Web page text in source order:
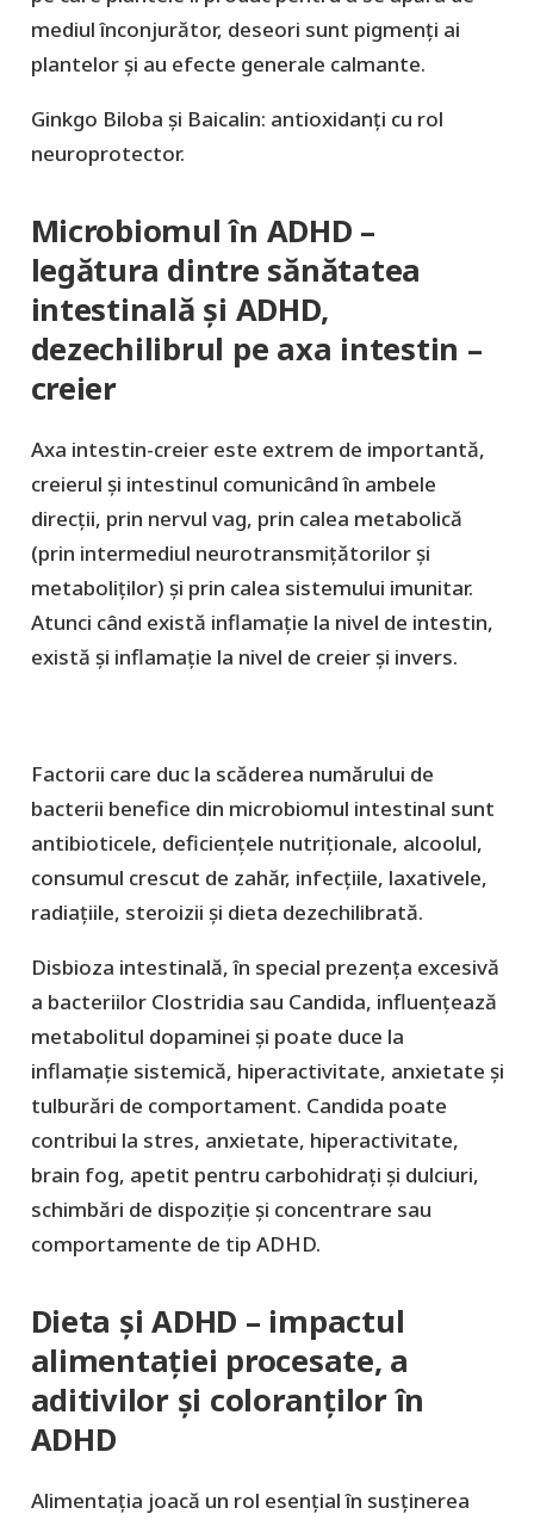
mediul înconjurător, deseori sunt pigmenți ai
plantelor și au efecte generale calmante.
Ginkgo Biloba și Baicalin: antioxidanți cu rol
neuroprotector.
Microbiomul în ADHD –
legătura dintre sănătatea
intestinală și ADHD,
dezechilibrul pe axa intestin –
creier
Axa intestin-creier este extrem de importantă,
creierul și intestinul comunicând în ambele
direcții, prin nervul vag, prin calea metabolică
(prin intermediul neurotransmițătorilor și
metaboliților) și prin calea sistemului imunitar.
Atunci când există inflamație la nivel de intestin,
există și inflamație la nivel de creier și invers.
Factorii care duc la scăderea numărului de
bacterii benefice din microbiomul intestinal sunt
antibioticele, deficiențele nutriționale, alcoolul,
consumul crescut de zahăr, infecțiile, laxativele,
radiațiile, steroizii și dieta dezechilibrată.
Disbioza intestinală, în special prezența excesivă
a bacteriilor Clostridia sau Candida, influențează
metabolitul dopaminei și poate duce la
inflamație sistemică, hiperactivitate, anxietate și
tulburări de comportament. Candida poate
contribui la stres, anxietate, hiperactivitate,
brain fog, apetit pentru carbohidrați și dulciuri,
schimbări de dispoziție și concentrare sau
comportamente de tip ADHD.
Dieta și ADHD – impactul
alimentației procesate, a
aditivilor și coloranților în
ADHD
Alimentația joacă un rol esențial în susținerea